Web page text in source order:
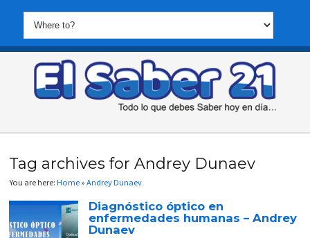
Tag archives for Andrey Dunaev
You are here:Home »Andrey Dunaev
Diagnóstico óptico en
enfermedades humanas – Andrey
Dunaev